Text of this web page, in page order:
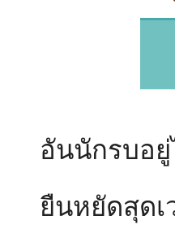
อันนักรบอยู่
ยืนหยัดสุดเ